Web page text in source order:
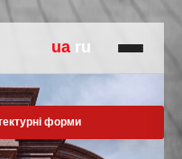
ua ru
форми